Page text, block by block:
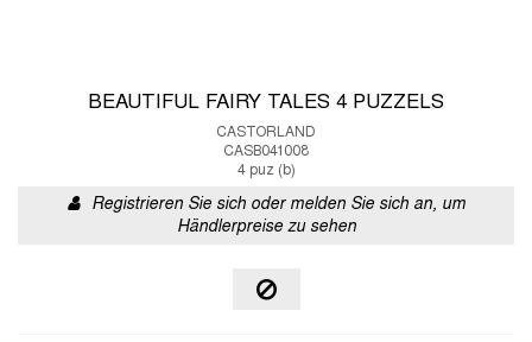
BEAUTIFUL FAIRY TALES 4 PUZZELS
CASTORLAND
CASB041008
4 puz (b)
Registrieren Sie sich oder melden Sie sich an, um
Händlerpreise zu sehen